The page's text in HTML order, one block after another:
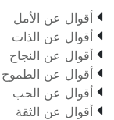
 أقوال عن الأمل
 أقوال عن الذات
 أقوال عن النجاح
 أقوال عن الطموح
 أقوال عن الحب
 أقوال عن الثقة